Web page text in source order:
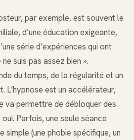
par exemple, est souvent le
d’une éducation exigeante,
série d’expériences qui ont
suis pas assez bien ».
du temps, de la régularité et un
L’hypnose est un accélérateur,
va permettre de débloquer des
Parfois, une seule séance
simple (une phobie spécifique, un